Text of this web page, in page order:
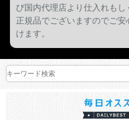
び国内代理店より仕入れもし
正規品でございますのでご
けます。